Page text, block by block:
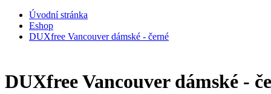
Úvodní stránka
Eshop
DUXfree Vancouver dámské - černé
DUXfree Vancouver dámské -